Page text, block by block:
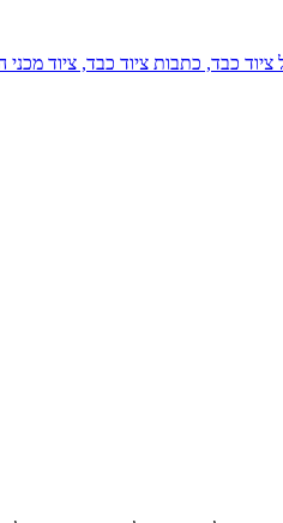
ציוד כבד, כתבות ציוד כבד, ציוד